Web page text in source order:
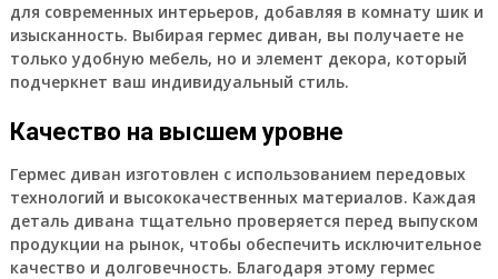
для современных интерьеров, добавляя в комнату шик и
изысканность. Выбирая гермес диван, вы получаете не
только удобную мебель, но и элемент декора, который
подчеркнет ваш индивидуальный стиль.
Качество на высшем уровне
Гермес диван изготовлен с использованием передовых
технологий и высококачественных материалов. Каждая
деталь дивана тщательно проверяется перед выпуском
продукции на рынок, чтобы обеспечить исключительное
качество и долговечность. Благодаря этому гермес